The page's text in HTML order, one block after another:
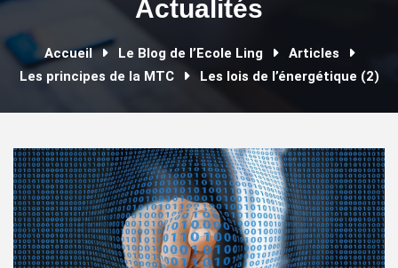
Actualités
Accueil Le Blog de l’Ecole Ling
Articles
Les principes de la MTC
Les lois de l’énergétique (2)